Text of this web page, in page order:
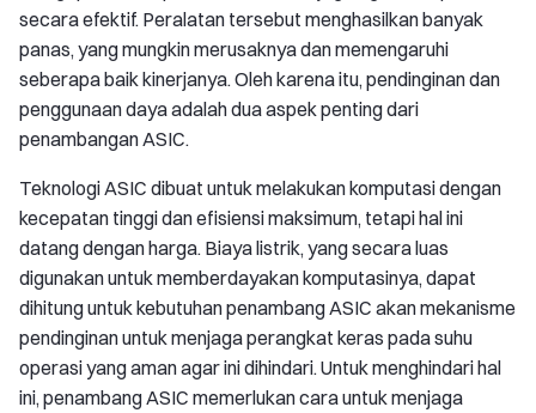
secara efektif. Peralatan tersebut menghasilkan banyak
panas, yang mungkin merusaknya dan memengaruhi
seberapa baik kinerjanya. Oleh karena itu, pendinginan dan
penggunaan daya adalah dua aspek penting dari
penambangan ASIC.
Teknologi ASIC dibuat untuk melakukan komputasi dengan
kecepatan tinggi dan efisiensi maksimum, tetapi hal ini
datang dengan harga. Biaya listrik, yang secara luas
digunakan untuk memberdayakan komputasinya, dapat
dihitung untuk kebutuhan penambang ASIC akan mekanisme
pendinginan untuk menjaga perangkat keras pada suhu
operasi yang aman agar ini dihindari. Untuk menghindari hal
ini, penambang ASIC memerlukan cara untuk menjaga